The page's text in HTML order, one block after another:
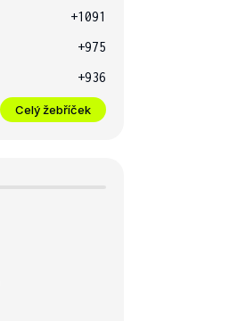
+1091
+975
+936
Celý žebříček